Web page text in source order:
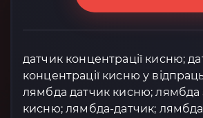
датчик концентрації кисню;
концентрації кисню у
лямбда датчик кисню; лямбда
кисню; лямбда-датчик;